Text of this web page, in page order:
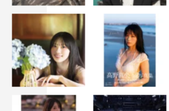
Snow Man 大奥 宮